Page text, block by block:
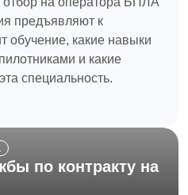
предъявляют к
обучение, какие навыки
и какие
специальность.
по контракту на